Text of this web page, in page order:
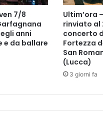
ven 7/8
anni
e da ballare
Ultim’ora
rinviato al
concerto
Fortezza
San
(Lucca)
3 giorni fa